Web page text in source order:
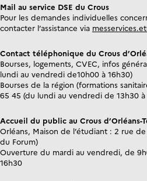
Mail au service DSE du Crous
Pour les demandes individuelles
contacter l’assistance via
Contact téléphonique du Crous
Bourses, logements, CVEC, infos
lundi au vendredi de10h00 à 16h30)
Bourses de la région (formations
65 45 (du lundi au vendredi de 13h30 à
Accueil du public au Crous d’Orléans-
Orléans, Maison de l’étudiant : 2 rue
du Forum)
Ouverture du mardi au vendredi, de
16h30